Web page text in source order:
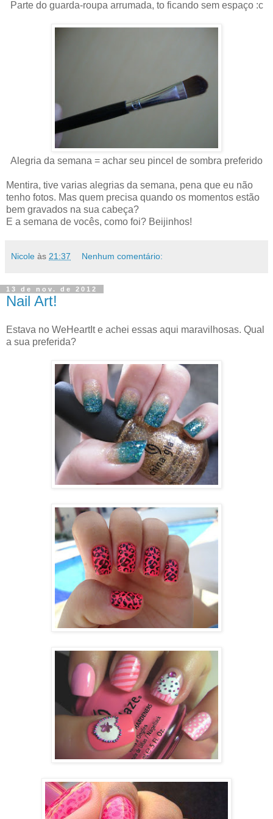
Parte do guarda-roupa arrumada, to ficando sem espaço :c
Alegria da semana = achar seu pincel de sombra preferido
Mentira, tive varias alegrias da semana, pena que eu não
tenho fotos. Mas quem precisa quando os momentos estão
bem gravados na sua cabeça?
E a semana de vocês, como foi? Beijinhos!
Nicole às 21:37 Nenhum comentário:
13 de nov. de 2012
Nail Art!
Estava no WeHeartIt e achei essas aqui maravilhosas. Qual
a sua preferida?